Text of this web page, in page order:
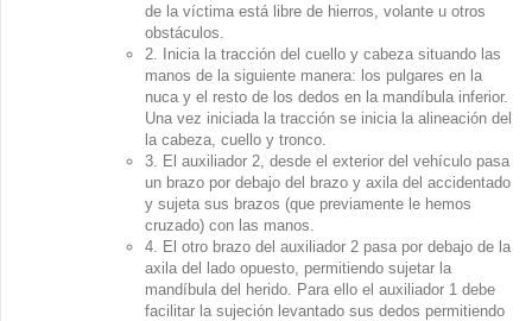
de la víctima está libre de hierros, volante u otros
obstáculos.
2. Inicia la tracción del cuello y cabeza situando las
manos de la siguiente manera: los pulgares en la
nuca y el resto de los dedos en la mandíbula inferior.
Una vez iniciada la tracción se inicia la alineación del
la cabeza, cuello y tronco.
3. El auxiliador 2, desde el exterior del vehículo pasa
un brazo por debajo del brazo y axila del accidentado
y sujeta sus brazos (que previamente le hemos
cruzado) con las manos.
4. El otro brazo del auxiliador 2 pasa por debajo de la
axila del lado opuesto, permitiendo sujetar la
mandíbula del herido. Para ello el auxiliador 1 debe
facilitar la sujeción levantado sus dedos permitiendo